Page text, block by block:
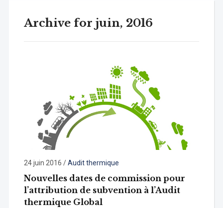
Archive for juin, 2016
24 juin 2016 /Audit thermique
Nouvelles dates de commission pour
l’attribution de subvention à l’Audit
thermique Global